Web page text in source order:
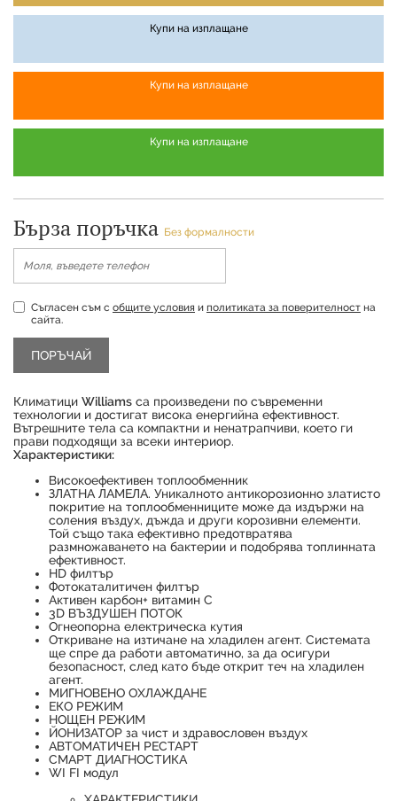
Купи на изплащане
Купи на изплащане
Купи на изплащане
Продуктът е успешно добавен в количката
Бърза поръчка Без формалности
Съгласен съм с общите условия и политиката за поверителност на
сайта.
Климатици Williams са произведени по съвременни
технологии и достигат висока енергийна ефективност.
Вътрешните тела са компактни и ненатрапчиви, което ги
прави подходящи за всеки интериор.
Характеристики:
Високоефективен топлообменник
ЗЛАТНА ЛАМЕЛА. Уникалното антикорозионно златисто
покритие на топлообменниците може да издържи на
соления въздух, дъжда и други корозивни елементи.
Той също така ефективно предотвратява
размножаването на бактерии и подобрява топлинната
ефективност.
HD филтър
Фотокаталитичен филтър
Активен карбон+ витамин С
3D ВЪЗДУШЕН ПОТОК
Огнеопорна електрическа кутия
Откриване на изтичане на хладилен агент. Системата
ще спре да работи автоматично, за да осигури
безопасност, след като бъде открит теч на хладилен
агент.
МИГНОВЕНО ОХЛАЖДАНЕ
ЕКО РЕЖИМ
НОЩЕН РЕЖИМ
ЙОНИЗАТОР за чист и здравословен въздух
АВТОМАТИЧЕН РЕСТАРТ
СМАРТ ДИАГНОСТИКА
WI FI модул